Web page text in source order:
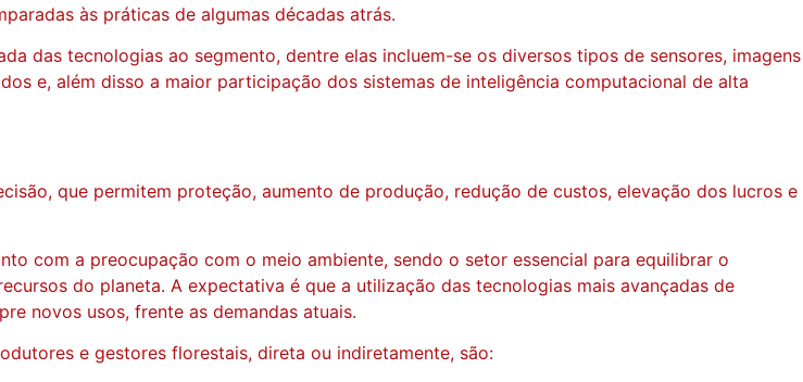
às práticas de algumas décadas atrás.
das tecnologias ao segmento, dentre elas incluem-se os diversos tipos de sensores, imagens
e, além disso a maior participação dos sistemas de inteligência computacional de alta
que permitem proteção, aumento de produção, redução de custos, elevação dos lucros e
com a preocupação com o meio ambiente, sendo o setor essencial para equilibrar o
do planeta. A expectativa é que a utilização das tecnologias mais avançadas de
novos usos, frente as demandas atuais.
e gestores florestais, direta ou indiretamente, são: